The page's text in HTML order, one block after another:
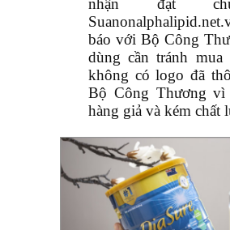
nhận đạt
báo với Bộ Công
dùng cần tránh mua
không có logo đã
Bộ Công Thương vì
hàng giả và kém chất